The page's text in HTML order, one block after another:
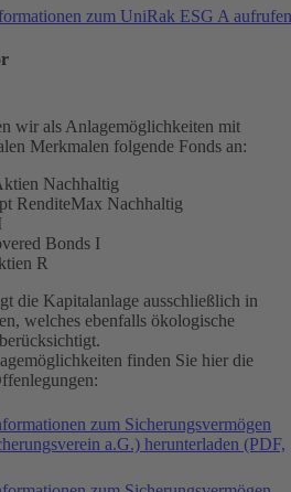
zum UniRak ESG A aufrufen
wir als Anlagemöglichkeiten mit
Merkmalen folgende Fonds an:
Nachhaltig
RenditeMax Nachhaltig
Bonds I
R
die Kapitalanlage ausschließlich in
welches ebenfalls ökologische
finden Sie hier die
zum Sicherungsvermögen
a.G.) herunterladen (PDF,